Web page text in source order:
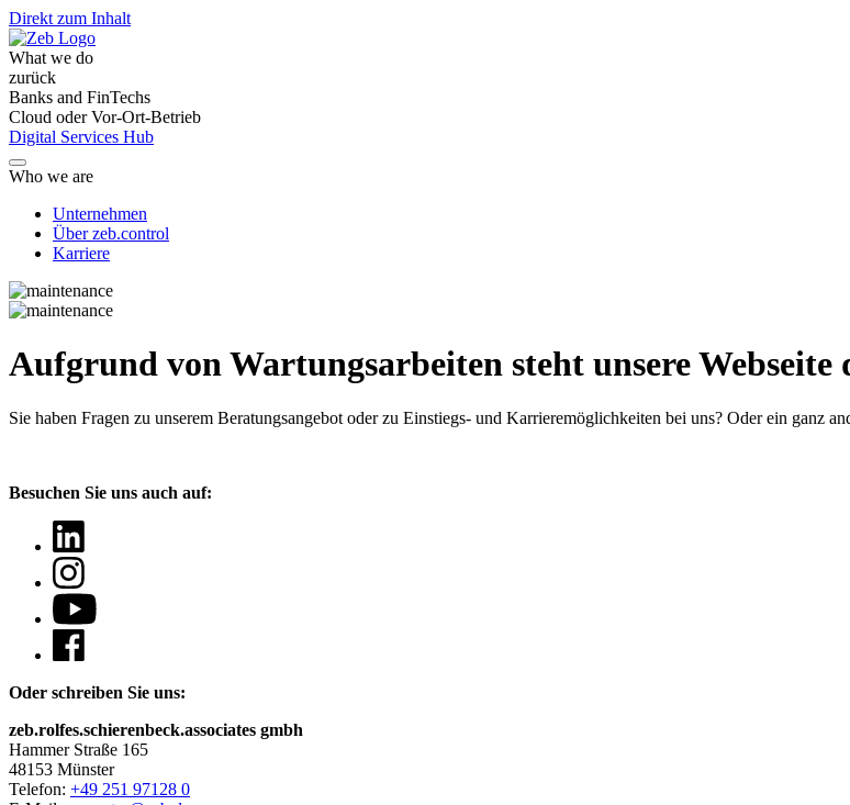
Direkt zum Inhalt
What we do
zurück
Banks and FinTechs
Cloud oder Vor-Ort-Betrieb
Digital Services Hub
Who we are
Unternehmen
Über zeb.control
Karriere
Aufgrund von Wartungsarbeiten steht unsere
Sie haben Fragen zu unserem Beratungsangebot oder zu Einstiegs- und Karrieremöglichkeiten bei uns? Oder ein ganz
Besuchen Sie uns auch auf:
Oder schreiben Sie uns:
zeb.rolfes.schierenbeck.associates gmbh
Hammer Straße 165
48153 Münster
Telefon: +49 251 97128 0